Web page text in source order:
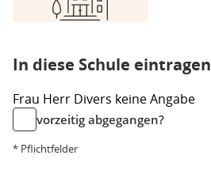
In diese Schule eintragen
Frau Herr Divers keine Angabe
vorzeitig abgegangen?
* Pflichtfelder